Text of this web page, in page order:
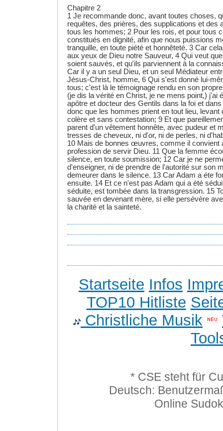
Chapitre 2
1 Je recommande donc, avant toutes choses,
requêtes, des prières, des supplications et des
tous les hommes; 2 Pour les rois, et pour tous
constitués en dignité, afin que nous puissions
tranquille, en toute piété et honnêteté. 3 Car
aux yeux de Dieu notre Sauveur, 4 Qui veut
soient sauvés, et qu'ils parviennent à la
Car il y a un seul Dieu, et un seul Médiateur
Jésus-Christ, homme, 6 Qui s'est donné lui-
tous; c'est là le témoignage rendu en son
(je dis la vérité en Christ, je ne mens point,) j'ai
apôtre et docteur des Gentils dans la foi et
donc que les hommes prient en tout lieu,
colère et sans contestation; 9 Et que
parent d'un vêtement honnête, avec pudeur et
tresses de cheveux, ni d'or, ni de perles, ni
10 Mais de bonnes œuvres, comme il convient
profession de servir Dieu. 11 Que la femme
silence, en toute soumission; 12 Car je ne
d'enseigner, ni de prendre de l'autorité sur son
demeurer dans le silence. 13 Car Adam a éte
ensuite. 14 Et ce n'est pas Adam qui a été
séduite, est tombée dans la transgression. 15
sauvée en devenant mère, si elle persévère
la charité et la sainteté.
Startseite Infos
TOP10 Hitliste
Christliche Musik
* CSE steht für
Deutsch:
Online